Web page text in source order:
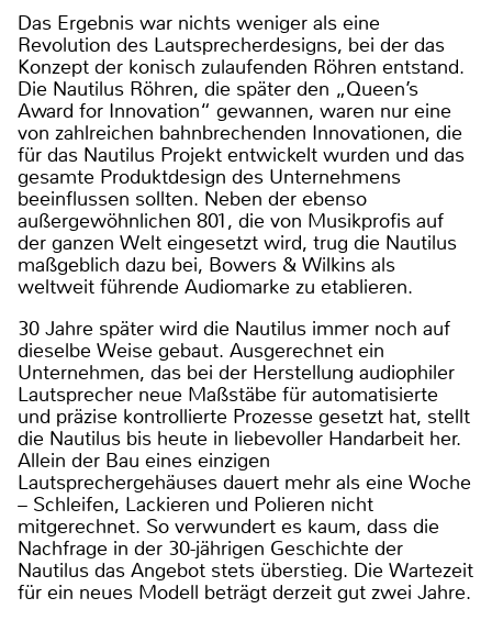
Das Ergebnis war nichts weniger als eine
Revolution des Lautsprecherdesigns, bei der das
Konzept der konisch zulaufenden Röhren entstand.
Die Nautilus Röhren, die später den „Queen’s
Award for Innovation“ gewannen, waren nur eine
von zahlreichen bahnbrechenden Innovationen, die
für das Nautilus Projekt entwickelt wurden und das
gesamte Produktdesign des Unternehmens
beeinflussen sollten. Neben der ebenso
außergewöhnlichen 801, die von Musikprofis auf
der ganzen Welt eingesetzt wird, trug die Nautilus
maßgeblich dazu bei, Bowers & Wilkins als
weltweit führende Audiomarke zu etablieren.
30 Jahre später wird die Nautilus immer noch auf
dieselbe Weise gebaut. Ausgerechnet ein
Unternehmen, das bei der Herstellung audiophiler
Lautsprecher neue Maßstäbe für automatisierte
und präzise kontrollierte Prozesse gesetzt hat, stellt
die Nautilus bis heute in liebevoller Handarbeit her.
Allein der Bau eines einzigen
Lautsprechergehäuses dauert mehr als eine Woche
– Schleifen, Lackieren und Polieren nicht
mitgerechnet. So verwundert es kaum, dass die
Nachfrage in der 30-jährigen Geschichte der
Nautilus das Angebot stets überstieg. Die Wartezeit
für ein neues Modell beträgt derzeit gut zwei Jahre.